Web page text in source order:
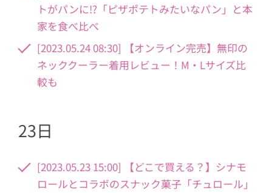
トがパンに!?「ピザポテトみたいなパン」と本
家を食べ比べ
[2023.05.24 08:30] 【オンライン完売】無印の
ネッククーラー着用レビュー！M・Lサイズ比
較も
23日
[2023.05.23 15:00] 【どこで買える？】シナモ
ロールとコラボのスナック菓子「チュロール」